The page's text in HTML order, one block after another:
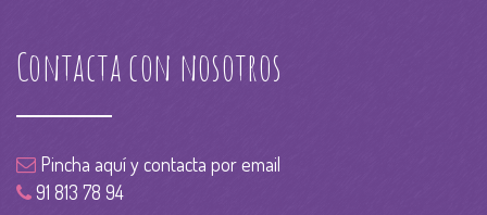
Contacta con nosotros
Pincha aquí y contacta por email
91 813 78 94